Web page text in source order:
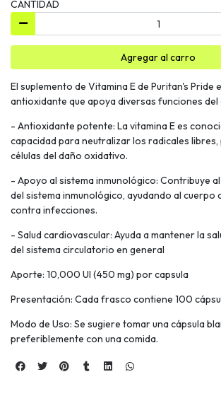
CANTIDAD
Agregar al carro
El suplemento de Vitamina E de Puritan's Pride
antioxidante que apoya diversas funciones del
- Antioxidante potente: La vitamina E es
capacidad para neutralizar los radicales
células del daño oxidativo.
- Apoyo al sistema inmunológico: Contribuye
del sistema inmunológico, ayudando al cuerpo
contra infecciones.
- Salud cardiovascular: Ayuda a mantener la
del sistema circulatorio en general
Aporte: 10,000 UI (450 mg) por capsula
Presentación: Cada frasco contiene 100
Modo de Uso: Se sugiere tomar una cápsula
preferiblemente con una comida.